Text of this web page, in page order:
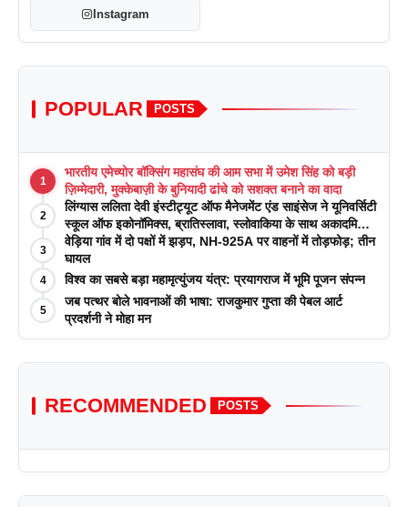
Instagram
POPULAR POSTS
1
भारतीय एमेच्योर बॉक्सिंग महासंघ की आम सभा में उमेश सिंह को बड़ी
ज़िम्मेदारी, मुक्केबाज़ी के बुनियादी ढांचे को सशक्त बनाने का वादा
2
लिंग्यास ललिता देवी इंस्टीट्यूट ऑफ मैनेजमेंट एंड साइंसेज ने यूनिवर्सिटी
स्कूल ऑफ इकोनॉमिक्स, ब्रातिस्लावा, स्लोवाकिया के साथ अकादमिक
पत्रिकाओं में प्रकाशन रणनीतियों पर एक दिवसीय कार्यशाला का
आयोजन किया
3
वेड़िया गांव में दो पक्षों में झड़प, NH-925A पर वाहनों में तोड़फोड़; तीन
घायल
4 विश्व का सबसे बड़ा महामृत्युंजय यंत्र: प्रयागराज में भूमि पूजन संपन्न
5
जब पत्थर बोले भावनाओं की भाषा: राजकुमार गुप्ता की पेबल आर्ट
प्रदर्शनी ने मोहा मन
RECOMMENDED POSTS